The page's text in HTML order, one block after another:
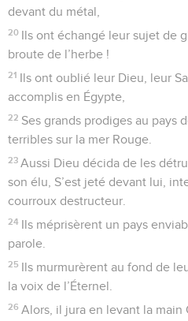
devant du métal,
20 Ils ont échangé leur sujet de
broute de l’herbe !
21 Ils ont oublié leur Dieu, leur
accomplis en Égypte,
22 Ses grands prodiges au pays
terribles sur la mer Rouge.
23 Aussi Dieu décida de les
son élu, S’est jeté devant lui,
courroux destructeur.
24 Ils méprisèrent un pays
parole.
25 Ils murmurèrent au fond de
la voix de l’Éternel.
26 Alors, il jura en levant la main